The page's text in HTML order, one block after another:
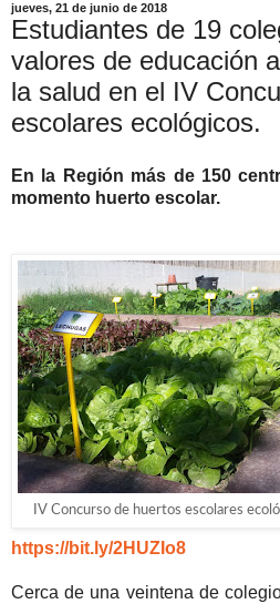
jueves, 21 de junio de 2018
Estudiantes de 19
valores de educación
la salud en el IV
escolares ecológicos.
En la Región más de 150
momento huerto escolar.
IV Concurso de huertos escolares
https://bit.ly/2HUZIo8
Cerca de una veintena de